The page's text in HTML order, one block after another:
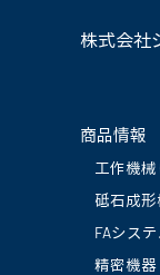
株式会社
商品情報
工作機
砥石成形
FAシステ
精密機器